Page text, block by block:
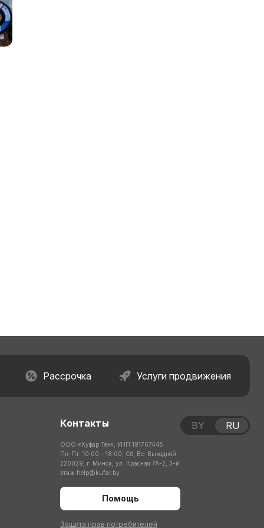
Рассрочка Услуги продвижения
Контакты
ООО «Куфар Тех», УНП 191767445
Пн-Пт: 10:00 – 18:00; Сб, Вс: Выходной
220029, г. Минск, ул. Красная 7А-2, 3-й
этаж help@kufar.by
Помощь
Защита прав потребителей
BY RU